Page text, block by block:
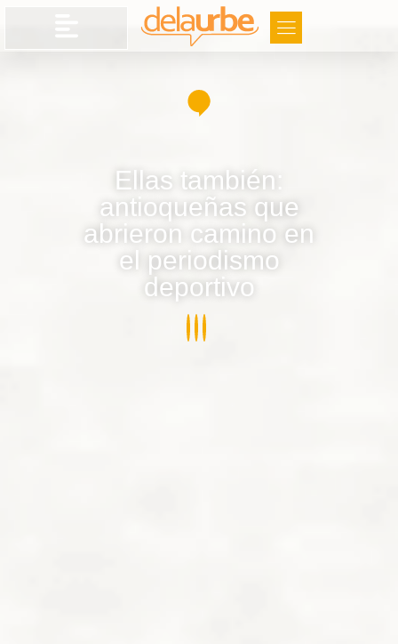
Ellas también:
antioqueñas que
abrieron camino en
el periodismo
deportivo